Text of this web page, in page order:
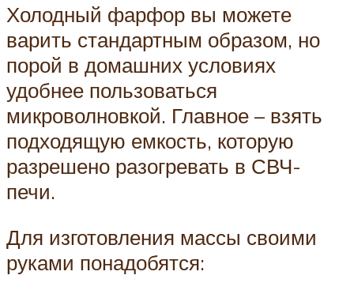
Холодный фарфор вы можете
варить стандартным образом, но
порой в домашних условиях
удобнее пользоваться
микроволновкой. Главное – взять
подходящую емкость, которую
разрешено разогревать в СВЧ-
печи.
Для изготовления массы своими
руками понадобятся: